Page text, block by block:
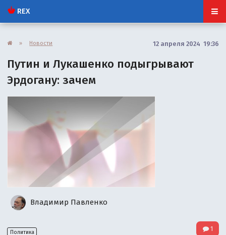
REX
» Новости 12 апреля 2024 19:36
Путин и Лукашенко подыгрывают
Эрдогану: зачем
Владимир Павленко
Политика 1